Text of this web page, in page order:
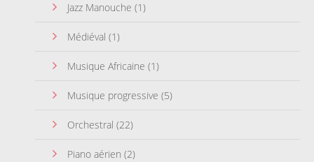
Jazz Manouche (1)
Médiéval (1)
Musique Africaine (1)
Musique progressive (5)
Orchestral (22)
Piano aérien (2)